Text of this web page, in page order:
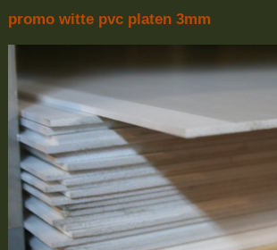
promo witte pvc platen 3mm